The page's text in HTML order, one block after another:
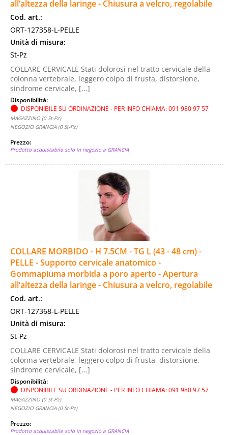
all’altezza della laringe - Chiusura a velcro, regolabile
Cod. art.:
ORT-127358-L-PELLE
Unità di misura:
St-Pz
COLLARE CERVICALE Stati dolorosi nel tratto cervicale della
colonna vertebrale, leggero colpo di frusta, distorsione,
sindrome cervicale, [...]
Disponibilità:
DISPONIBILE SU ORDINAZIONE - PER INFO CHIAMA: 091 980 97 57
MAGAZZINO (0 St-Pz)
NEGOZIO GRANCIA (0 St-Pz)
Prezzo:
Prodotto acquistabile solo in negozio a GRANCIA
COLLARE MORBIDO - H 7.5CM - TG L (43 - 48 cm) -
PELLE - Supporto cervicale anatomico -
Gommapiuma morbida a poro aperto - Apertura
all’altezza della laringe - Chiusura a velcro, regolabile
Cod. art.:
ORT-127368-L-PELLE
Unità di misura:
St-Pz
COLLARE CERVICALE Stati dolorosi nel tratto cervicale della
colonna vertebrale, leggero colpo di frusta, distorsione,
sindrome cervicale, [...]
Disponibilità:
DISPONIBILE SU ORDINAZIONE - PER INFO CHIAMA: 091 980 97 57
MAGAZZINO (0 St-Pz)
NEGOZIO GRANCIA (0 St-Pz)
Prezzo:
Prodotto acquistabile solo in negozio a GRANCIA